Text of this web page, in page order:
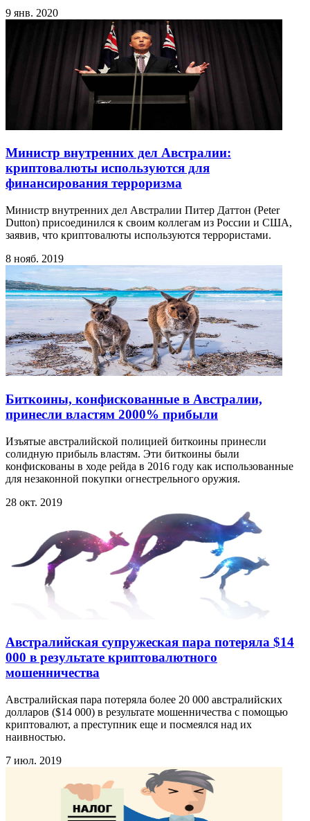
9 янв. 2020
Министр внутренних дел Австралии:
криптовалюты используются для
финансирования терроризма
Министр внутренних дел Австралии Питер Даттон (Peter
Dutton) присоединился к своим коллегам из России и США,
заявив, что криптовалюты используются террористами.
8 нояб. 2019
Биткоины, конфискованные в Австралии,
принесли властям 2000% прибыли
Изъятые австралийской полицией биткоины принесли
солидную прибыль властям. Эти биткоины были
конфискованы в ходе рейда в 2016 году как использованные
для незаконной покупки огнестрельного оружия.
28 окт. 2019
Австралийская супружеская пара потеряла $14
000 в результате криптовалютного
мошенничества
Австралийская пара потеряла более 20 000 австралийских
долларов ($14 000) в результате мошенничества с помощью
криптовалют, а преступник еще и посмеялся над их
наивностью.
7 июл. 2019